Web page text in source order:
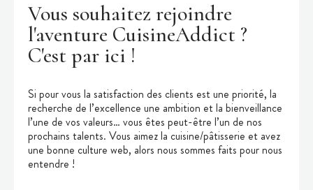
Vous souhaitez rejoindre
l'aventure CuisineAddict ?
C'est par ici !
Si pour vous la satisfaction des clients est une priorité, la
recherche de l’excellence une ambition et la bienveillance
l’une de vos valeurs… vous êtes peut-être l’un de nos
prochains talents. Vous aimez la cuisine/pâtisserie et avez
une bonne culture web, alors nous sommes faits pour nous
entendre !